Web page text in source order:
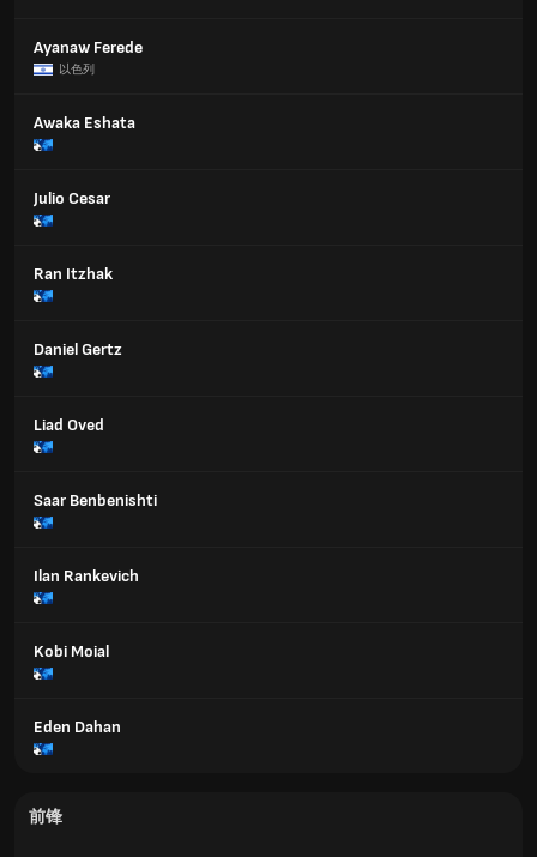
Ayanaw Ferede
以色列
Awaka Eshata
Julio Cesar
Ran Itzhak
Daniel Gertz
Liad Oved
Saar Benbenishti
Ilan Rankevich
Kobi Moial
Eden Dahan
前锋